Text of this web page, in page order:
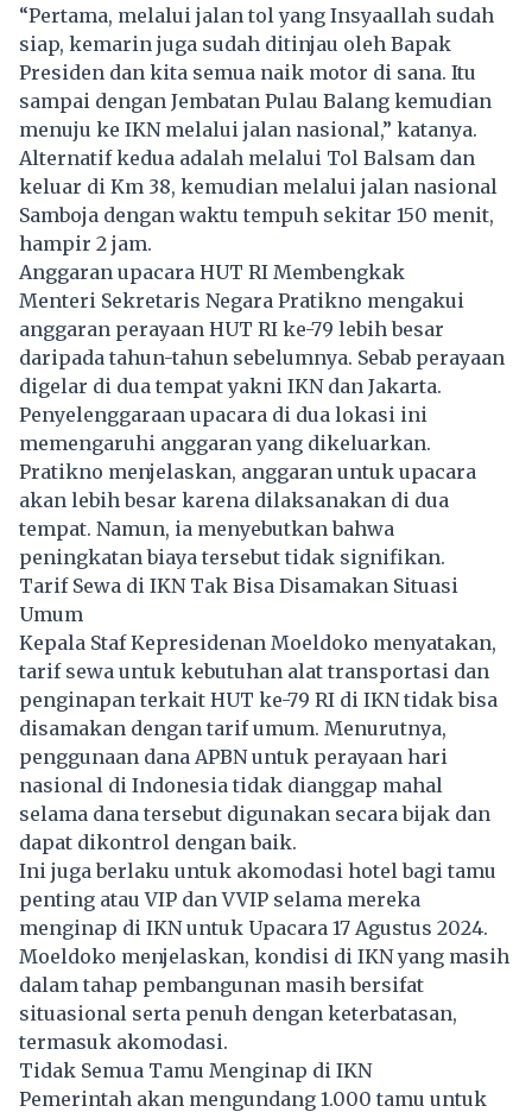
“Pertama, melalui jalan tol yang Insyaallah sudah
siap, kemarin juga sudah ditinjau oleh Bapak
Presiden dan kita semua naik motor di sana. Itu
sampai dengan Jembatan Pulau Balang kemudian
menuju ke IKN melalui jalan nasional,” katanya.
Alternatif kedua adalah melalui Tol Balsam dan
keluar di Km 38, kemudian melalui jalan nasional
Samboja dengan waktu tempuh sekitar 150 menit,
hampir 2 jam.
Anggaran upacara HUT RI Membengkak
Menteri Sekretaris Negara Pratikno mengakui
anggaran perayaan HUT RI ke-79 lebih besar
daripada tahun-tahun sebelumnya. Sebab perayaan
digelar di dua tempat yakni IKN dan Jakarta.
Penyelenggaraan upacara di dua lokasi ini
memengaruhi anggaran yang dikeluarkan.
Pratikno menjelaskan, anggaran untuk upacara
akan lebih besar karena dilaksanakan di dua
tempat. Namun, ia menyebutkan bahwa
peningkatan biaya tersebut tidak signifikan.
Tarif Sewa di IKN Tak Bisa Disamakan Situasi
Umum
Kepala Staf Kepresidenan Moeldoko menyatakan,
tarif sewa untuk kebutuhan alat transportasi dan
penginapan terkait HUT ke-79 RI di IKN tidak bisa
disamakan dengan tarif umum. Menurutnya,
penggunaan dana APBN untuk perayaan hari
nasional di Indonesia tidak dianggap mahal
selama dana tersebut digunakan secara bijak dan
dapat dikontrol dengan baik.
Ini juga berlaku untuk akomodasi hotel bagi tamu
penting atau VIP dan VVIP selama mereka
menginap di IKN untuk Upacara 17 Agustus 2024.
Moeldoko menjelaskan, kondisi di IKN yang masih
dalam tahap pembangunan masih bersifat
situasional serta penuh dengan keterbatasan,
termasuk akomodasi.
Tidak Semua Tamu Menginap di IKN
Pemerintah akan mengundang 1.000 tamu untuk